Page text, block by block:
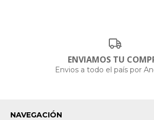
ENVIAMOS TU
Envios a todo el país por
NAVEGACIÓN